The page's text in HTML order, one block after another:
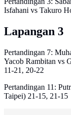
Isfahani vs Takuro
Lapangan 3
Pertandingan 7:
Yacob Rambitan vs
11-21, 20-22
Pertandingan 11:
Taipei) 21-15, 21-15